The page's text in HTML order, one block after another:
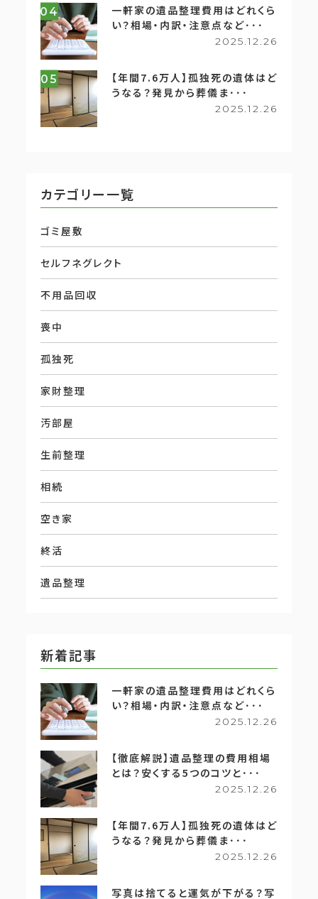
04
一軒家の遺品整理費用はどれくら
い？相場・内訳・注意点など･･･
2025.12.26
05
【年間7.6万人】孤独死の遺体はど
うなる？発見から葬儀ま･･･
2025.12.26
カテゴリー一覧
ゴミ屋敷
セルフネグレクト
不用品回収
喪中
孤独死
家財整理
汚部屋
生前整理
相続
空き家
終活
遺品整理
新着記事
一軒家の遺品整理費用はどれくら
い？相場・内訳・注意点など･･･
2025.12.26
【徹底解説】遺品整理の費用相場
とは？安くする5つのコツと･･･
2025.12.26
【年間7.6万人】孤独死の遺体はど
うなる？発見から葬儀ま･･･
2025.12.26
写真は捨てると運気が下がる？写